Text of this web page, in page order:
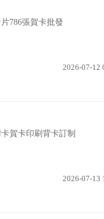
786張賀卡批發
2026-07-12
賀卡印刷背卡訂制
2026-07-13